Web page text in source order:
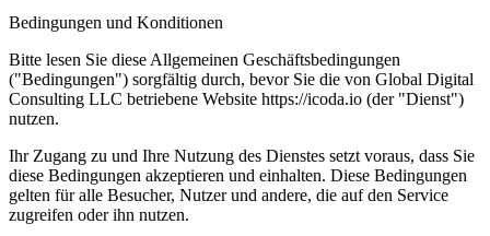
Bedingungen und Konditionen
Bitte lesen Sie diese Allgemeinen Geschäftsbedingungen
("Bedingungen") sorgfältig durch, bevor Sie die von Global Digital
Consulting LLC betriebene Website https://icoda.io (der "Dienst")
nutzen.
Ihr Zugang zu und Ihre Nutzung des Dienstes setzt voraus, dass Sie
diese Bedingungen akzeptieren und einhalten. Diese Bedingungen
gelten für alle Besucher, Nutzer und andere, die auf den Service
zugreifen oder ihn nutzen.